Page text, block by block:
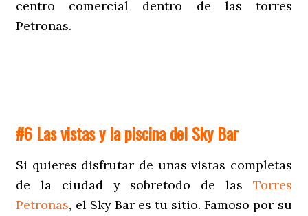
centro comercial dentro de las torres
Petronas.
#6 Las vistas y la piscina del Sky Bar
Si quieres disfrutar de unas vistas completas
de la ciudad y sobretodo de las Torres
Petronas, el Sky Bar es tu sitio. Famoso por su